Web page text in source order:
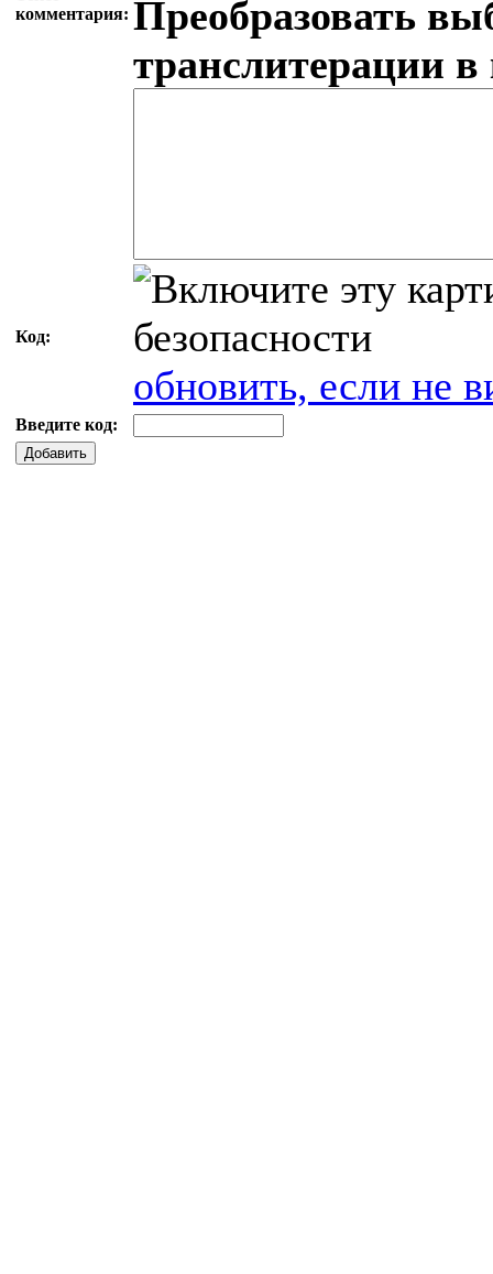
комментария: Преобразовать
транслитерации
Код:
обновить, если не
Введите код:
Добавить